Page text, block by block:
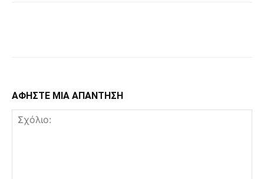
ΑΦΗΣΤΕ ΜΙΑ ΑΠΑΝΤΗΣΗ